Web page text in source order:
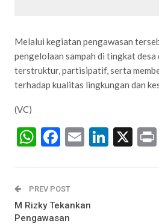
Melalui kegiatan pengawasan
pengelolaan sampah di tingkat
terstruktur, partisipatif, serta
terhadap kualitas lingkungan dan
(VC)
WhatsApp
Facebook
Email X
PREV POST
M Rizky Tekankan
Pengawasan